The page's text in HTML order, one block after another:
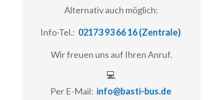
Alternativ auch möglich:
Info-Tel.: 02173 93 66 16 (Zentrale)
Wir freuen uns auf Ihren Anruf.
💻
Per E-Mail: info@basti-bus.de